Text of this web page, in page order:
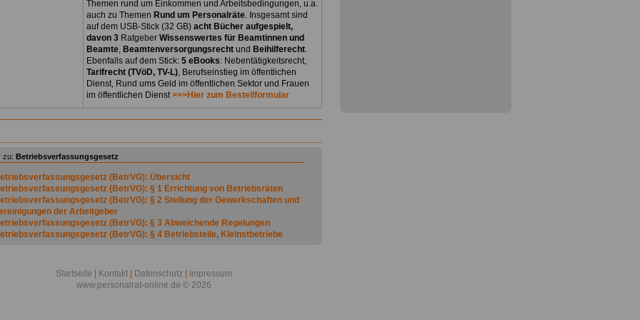
Themen rund um Einkommen und Arbeitsbedingungen, u.a.
auch zu Themen Rund um Personalräte. Insgesamt sind
auf dem USB-Stick (32 GB) acht Bücher aufgespielt,
davon 3 Ratgeber Wissenswertes für Beamtinnen und
Beamte, Beamtenversorgungsrecht und Beihilferecht.
Ebenfalls auf dem Stick: 5 eBooks: Nebentätigkeitsrecht,
Tarifrecht (TVöD, TV-L), Berufseinstieg im öffentlichen
Dienst, Rund ums Geld im öffentlichen Sektor und Frauen
im öffentlichen Dienst>>>Hier zum Bestellformular
zu: Betriebsverfassungsgesetz
(BetrVG): Übersicht
(BetrVG): § 1 Errichtung von Betriebsräten
(BetrVG): § 2 Stellung der Gewerkschaften und
der Arbeitgeber
(BetrVG): § 3 Abweichende Regelungen
(BetrVG): § 4 Betriebsteile, Kleinstbetriebe
(BetrVG): § 7 Wahlberechtigung
(BetrVG): § 8 Wählbarkeit
(BetrVG): § 9 Zahl der Betriebsratsmitglieder *)
Startseite Kontakt Datenschutz
Impressum
www.personalrat-online.de © 2026